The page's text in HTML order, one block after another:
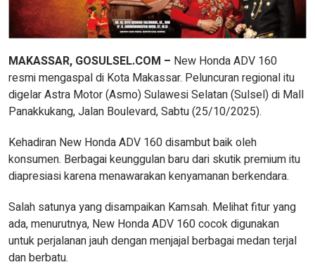
MAKASSAR, GOSULSEL.COM – New Honda ADV 160
resmi mengaspal di Kota Makassar. Peluncuran regional itu
digelar Astra Motor (Asmo) Sulawesi Selatan (Sulsel) di Mall
Panakkukang, Jalan Boulevard, Sabtu (25/10/2025).
Kehadiran New Honda ADV 160 disambut baik oleh
konsumen. Berbagai keunggulan baru dari skutik premium itu
diapresiasi karena menawarakan kenyamanan berkendara.
Salah satunya yang disampaikan Kamsah. Melihat fitur yang
ada, menurutnya, New Honda ADV 160 cocok digunakan
untuk perjalanan jauh dengan menjajal berbagai medan terjal
dan berbatu.